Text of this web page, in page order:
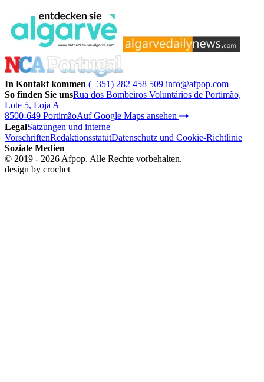
In Kontakt kommen (+351) 282 458 509 info@afpop.com
So finden Sie unsRua dos Bombeiros Voluntários de Portimão,
Lote 5, Loja A
8500-649 PortimãoAuf Google Maps ansehen
LegalSatzungen und interne
VorschriftenRedaktionsstatutDatenschutz und Cookie-Richtlinie
Soziale Medien
© 2019 - 2026 Afpop. Alle Rechte vorbehalten.
design by crochet